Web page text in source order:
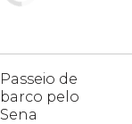
Passeio de
barco pelo
Sena